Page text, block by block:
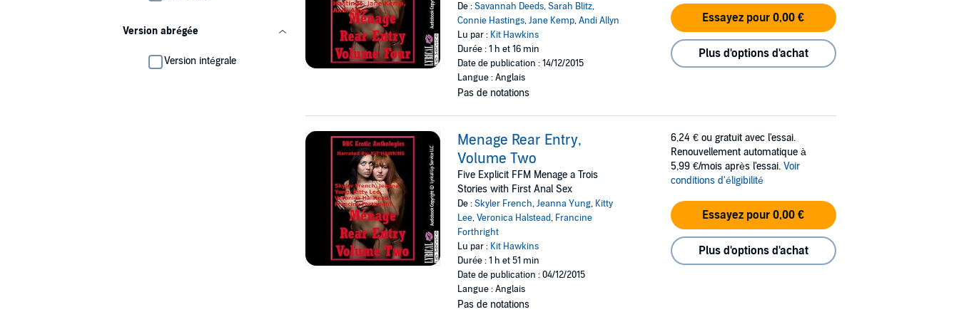
Version abrégée
Version intégrale
De :Savannah Deeds,Sarah Blitz,
Connie Hastings,Jane Kemp,Andi Allyn
Lu par : Kit Hawkins
Durée : 1 h et 16 min
Date de publication : 14/12/2015
Langue : Anglais
Pas de notations
Essayez pour 0,00 €
Plus d'options d'achat
Menage Rear Entry,
Volume Two
Five Explicit FFM Menage a Trois
Stories with First Anal Sex
De :Skyler French,Jeanna Yung, Kitty
Lee,Veronica Halstead, Francine
Forthright
Lu par : Kit Hawkins
Durée : 1 h et 51 min
Date de publication : 04/12/2015
Langue : Anglais
Pas de notations
6,24 € ou gratuit avec l'essai.
Renouvellement automatique à
5,99 €/mois après l'essai. Voir
conditions d'éligibilité
Essayez pour 0,00 €
Plus d'options d'achat